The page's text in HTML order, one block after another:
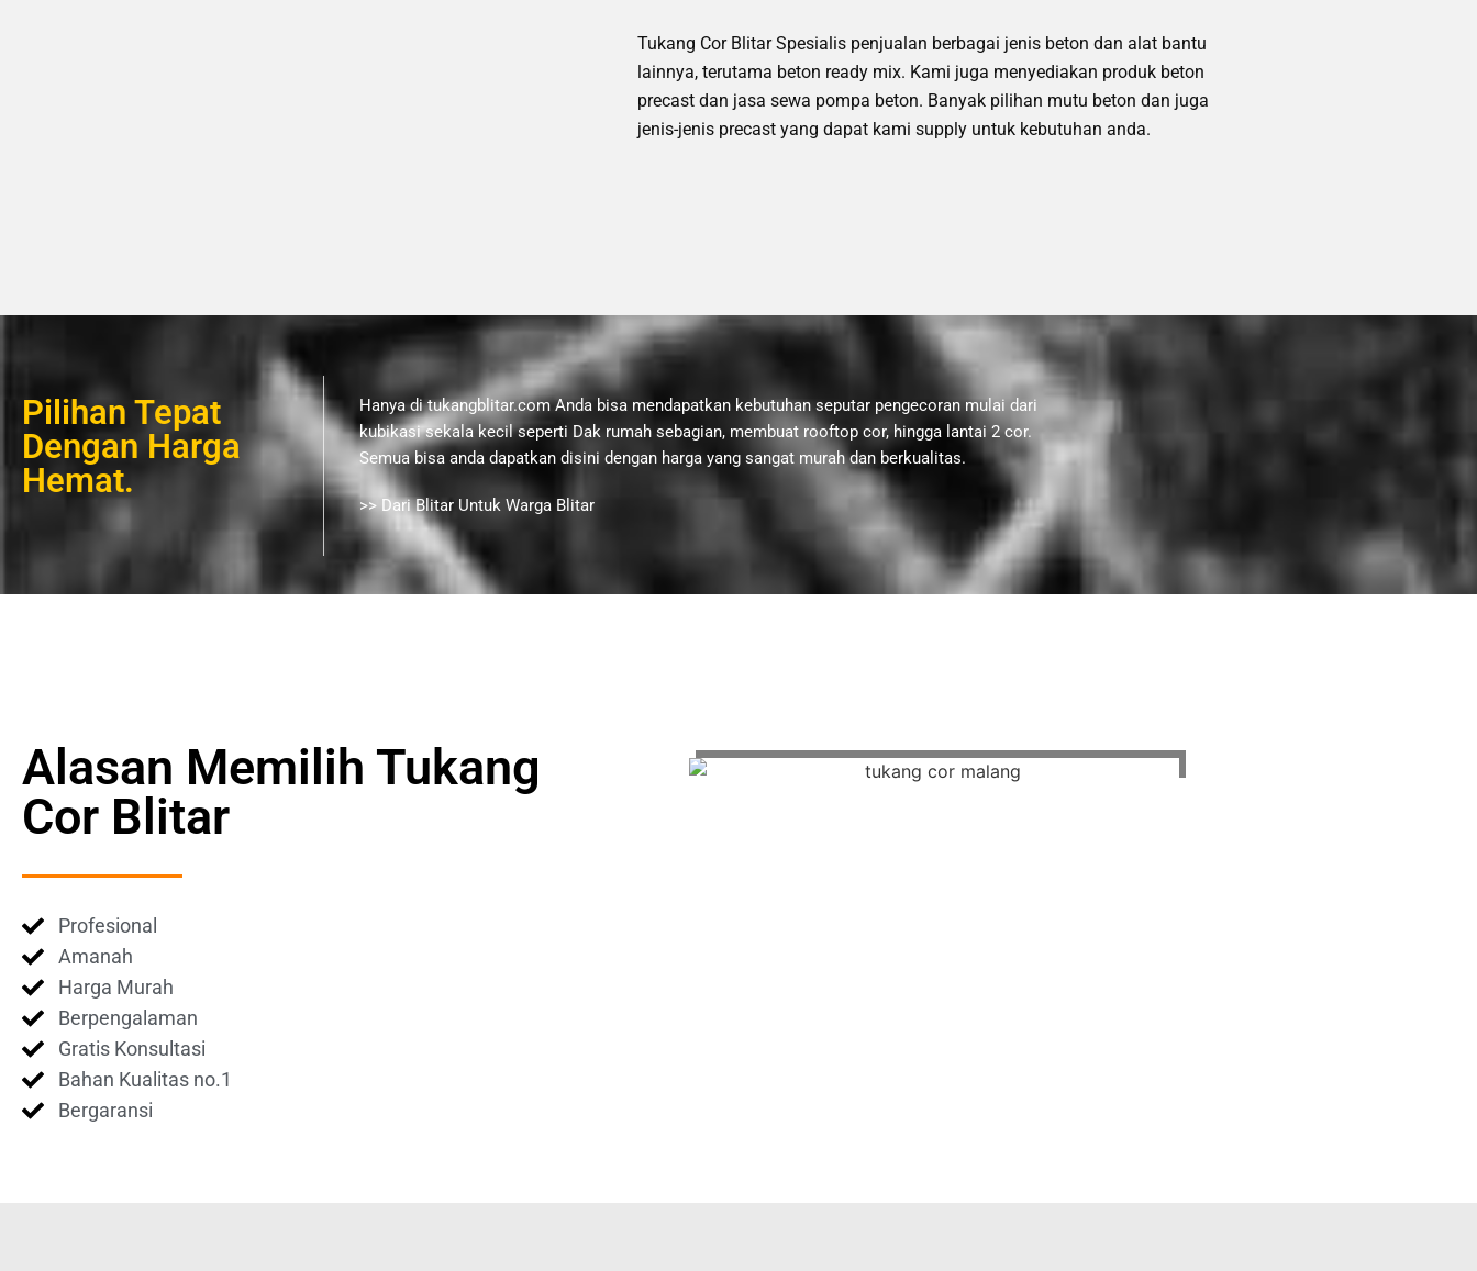
Tukang Cor Blitar Spesialis penjualan berbagai jenis beton dan alat bantu
lainnya, terutama beton ready mix. Kami juga menyediakan produk beton
precast dan jasa sewa pompa beton. Banyak pilihan mutu beton dan juga
jenis-jenis precast yang dapat kami supply untuk kebutuhan anda.
Pilihan Tepat
Dengan Harga
Hemat.
Hanya di tukangblitar.com Anda bisa mendapatkan kebutuhan seputar pengecoran mulai dari
kubikasi sekala kecil seperti Dak rumah sebagian, membuat rooftop cor, hingga lantai 2 cor.
Semua bisa anda dapatkan disini dengan harga yang sangat murah dan berkualitas.
>> Dari Blitar Untuk Warga Blitar
Alasan Memilih Tukang
Cor Blitar
Profesional
Amanah
Harga Murah
Berpengalaman
Gratis Konsultasi
Bahan Kualitas no.1
Bergaransi